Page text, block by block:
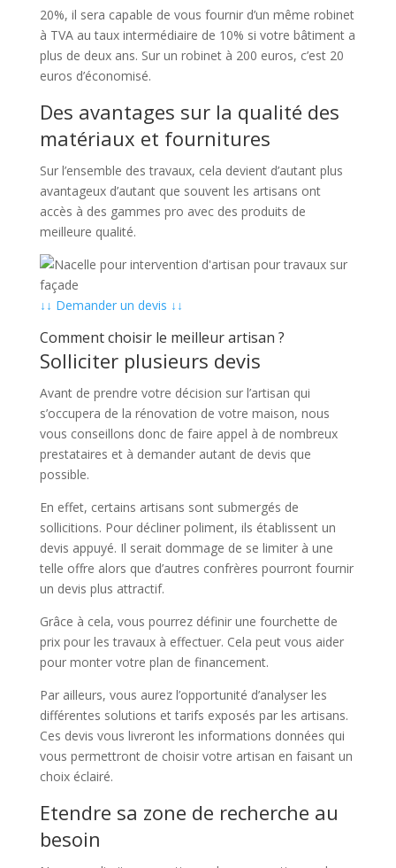
20%, il sera capable de vous fournir d’un même robinet
à TVA au taux intermédiaire de 10% si votre bâtiment a
plus de deux ans. Sur un robinet à 200 euros, c’est 20
euros d’économisé.
Des avantages sur la qualité des
matériaux et fournitures
Sur l’ensemble des travaux, cela devient d’autant plus
avantageux d’autant que souvent les artisans ont
accès à des gammes pro avec des produits de
meilleure qualité.
↓↓ Demander un devis ↓↓
Comment choisir le meilleur artisan ?
Solliciter plusieurs devis
Avant de prendre votre décision sur l’artisan qui
s’occupera de la rénovation de votre maison, nous
vous conseillons donc de faire appel à de nombreux
prestataires et à demander autant de devis que
possible.
En effet, certains artisans sont submergés de
sollicitions. Pour décliner poliment, ils établissent un
devis appuyé. Il serait dommage de se limiter à une
telle offre alors que d’autres confrères pourront fournir
un devis plus attractif.
Grâce à cela, vous pourrez définir une fourchette de
prix pour les travaux à effectuer. Cela peut vous aider
pour monter votre plan de financement.
Par ailleurs, vous aurez l’opportunité d’analyser les
différentes solutions et tarifs exposés par les artisans.
Ces devis vous livreront les informations données qui
vous permettront de choisir votre artisan en faisant un
choix éclairé.
Etendre sa zone de recherche au
besoin